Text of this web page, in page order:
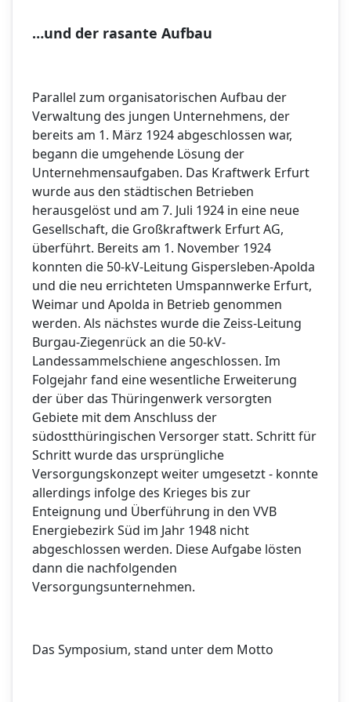
…und der rasante Aufbau
Parallel zum organisatorischen Aufbau der
Verwaltung des jungen Unternehmens, der
bereits am 1. März 1924 abgeschlossen war,
begann die umgehende Lösung der
Unternehmensaufgaben. Das Kraftwerk Erfurt
wurde aus den städtischen Betrieben
herausgelöst und am 7. Juli 1924 in eine neue
Gesellschaft, die Großkraftwerk Erfurt AG,
überführt. Bereits am 1. November 1924
konnten die 50-kV-Leitung Gispersleben-Apolda
und die neu errichteten Umspannwerke Erfurt,
Weimar und Apolda in Betrieb genommen
werden. Als nächstes wurde die Zeiss-Leitung
Burgau-Ziegenrück an die 50-kV-
Landessammelschiene angeschlossen. Im
Folgejahr fand eine wesentliche Erweiterung
der über das Thüringenwerk versorgten
Gebiete mit dem Anschluss der
südostthüringischen Versorger statt. Schritt für
Schritt wurde das ursprüngliche
Versorgungskonzept weiter umgesetzt - konnte
allerdings infolge des Krieges bis zur
Enteignung und Überführung in den VVB
Energiebezirk Süd im Jahr 1948 nicht
abgeschlossen werden. Diese Aufgabe lösten
dann die nachfolgenden
Versorgungsunternehmen.
Das Symposium, stand unter dem Motto